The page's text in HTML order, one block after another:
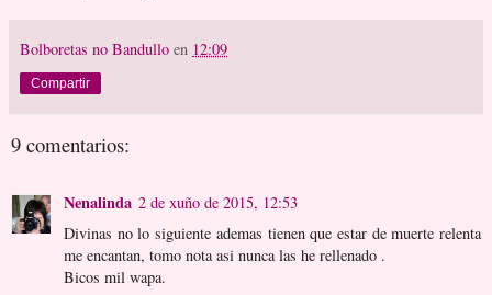
Bolboretas no Bandullo en 12:09
Compartir
9 comentarios:
Nenalinda 2 de xuño de 2015, 12:53
Divinas no lo siguiente ademas tienen que estar de muerte relenta
me encantan, tomo nota asi nunca las he rellenado .
Bicos mil wapa.